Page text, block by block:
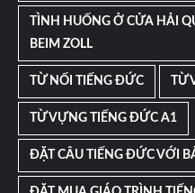
TÌNH HUỐNG Ở CỬA HẢI
BEIM ZOLL
TỪ NỐI TIẾNG ĐỨC
TỪ VỰNG TIẾNG ĐỨC A1
ĐẶT CÂU TIẾNG ĐỨC VỚI